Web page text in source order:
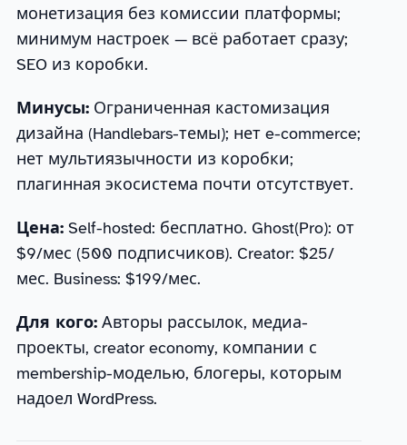
монетизация без комиссии платформы;
минимум настроек — всё работает сразу;
SEO из коробки.
Минусы:Ограниченная кастомизация
дизайна (Handlebars-темы); нет e-commerce;
нет мультиязычности из коробки;
плагинная экосистема почти отсутствует.
Цена:Self-hosted: бесплатно. Ghost(Pro): от
$9/мес (500 подписчиков). Creator: $25/
мес. Business: $199/мес.
Для кого:Авторы рассылок, медиа-
проекты, creator economy, компании с
membership-моделью, блогеры, которым
надоел WordPress.